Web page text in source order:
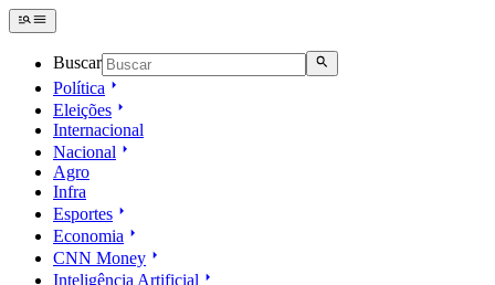
Buscar
Política
Eleições
Internacional
Nacional
Agro
Infra
Esportes
Economia
CNN Money
Inteligência Artificial